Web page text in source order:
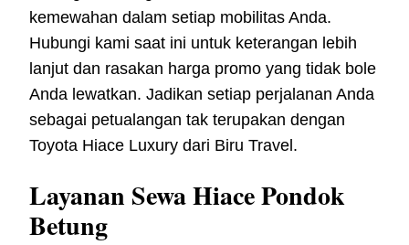
kemewahan dalam setiap mobilitas Anda.
Hubungi kami saat ini untuk keterangan lebih
lanjut dan rasakan harga promo yang tidak bole
Anda lewatkan. Jadikan setiap perjalanan Anda
sebagai petualangan tak terupakan dengan
Toyota Hiace Luxury dari Biru Travel.
Layanan Sewa Hiace Pondok
Betung